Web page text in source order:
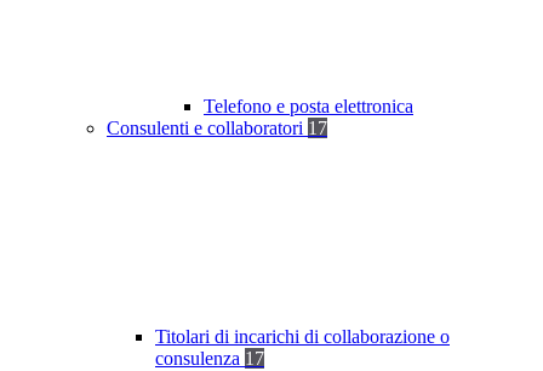
Telefono e posta elettronica
Consulenti e collaboratori 17
Titolari di incarichi di collaborazione o
consulenza 17